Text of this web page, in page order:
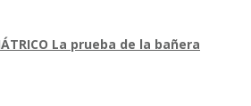
La prueba de la bañera